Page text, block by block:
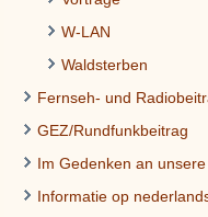
W-LAN
Waldsterben
Fernseh- und
GEZ/Rundfunkbeitrag
Im Gedenken an
Informatie op